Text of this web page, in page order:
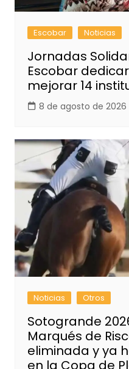
Escobar Noticias
Jornadas
Escobar
mejorar 14
8 de agosto de 2026
Noticias Otros
Sotogrande
Marqués de
eliminada y ya
en la Copa de